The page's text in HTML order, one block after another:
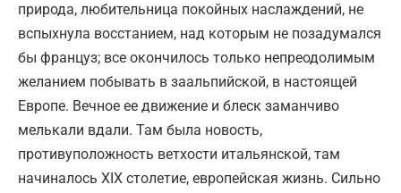
природа, любительница покойных наслаждений, не
вспыхнула восстанием, над которым не позадумался
бы француз; все окончилось только непреодолимым
желанием побывать в заальпийской, в настоящей
Европе. Вечное ее движение и блеск заманчиво
мелькали вдали. Там была новость,
противуположность ветхости итальянской, там
начиналось XIX столетие, европейская жизнь. Сильно